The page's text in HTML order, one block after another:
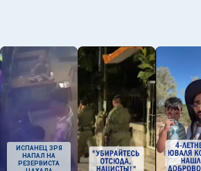
ИСПАНЕЦ ЗРЯ
НАПАЛ НА
РЕЗЕРВИСТА